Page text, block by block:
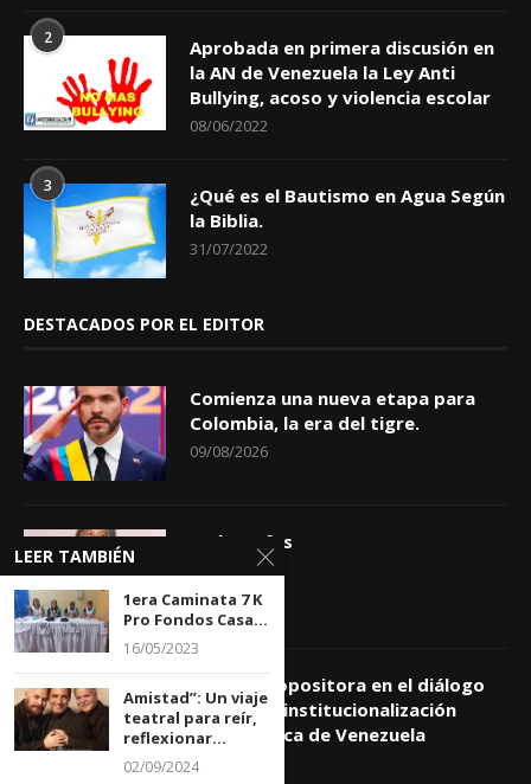
2
Aprobada en primera discusión en
la AN de Venezuela la Ley Anti
Bullying, acoso y violencia escolar
08/06/2022
3
¿Qué es el Bautismo en Agua Según
la Biblia.
31/07/2022
DESTACADOS POR EL EDITOR
Comienza una nueva etapa para
Colombia, la era del tigre.
09/08/2026
Apóstrofes
09/08/2026
Comisión opositora en el diálogo
prioriza reinstitucionalización
democrática de Venezuela
09/08/2026
LEER TAMBIÉN
1era Caminata 7 K
Pro Fondos Casa...
16/05/2023
Amistad”: Un viaje
teatral para reír,
reflexionar...
02/09/2024